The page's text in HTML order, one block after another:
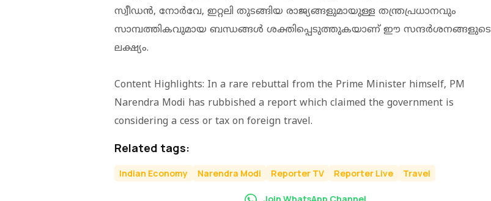
സ്വീഡന്‍, നോര്‍വേ, ഇറ്റലി തുടങ്ങിയ രാജ്യങ്ങളുമായുള്ള തന്ത്രപ്രധാനവും
സാമ്പത്തികവുമായ ബന്ധങ്ങള്‍ ശക്തിപ്പെടുത്തുകയാണ് ഈ സന്ദര്‍ശനങ്ങളുടെ
ലക്ഷ്യം.
Content Highlights: In a rare rebuttal from the Prime Minister himself, PM
Narendra Modi has rubbished a report which claimed the government is
considering a cess or tax on foreign travel.
Related tags:
Indian Economy Narendra Modi Reporter TV Reporter Live Travel